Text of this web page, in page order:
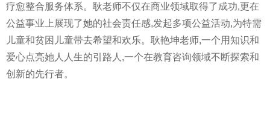
疗愈整合服务体系。耿老师不仅在商业领域取得了成功,更在
公益事业上展现了她的社会责任感,发起多项公益活动,为特需
儿童和贫困儿童带去希望和欢乐。耿艳坤老师,一个用知识和
爱心点亮她人人生的引路人,一个在教育咨询领域不断探索和
创新的先行者。